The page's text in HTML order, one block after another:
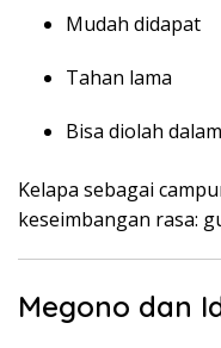
Mudah didapat
Tahan lama
Bisa diolah
Kelapa sebagai
keseimbangan rasa:
Megono dan